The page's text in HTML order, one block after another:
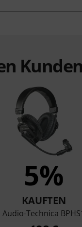
5%
KAUFTEN
Audio-Technica